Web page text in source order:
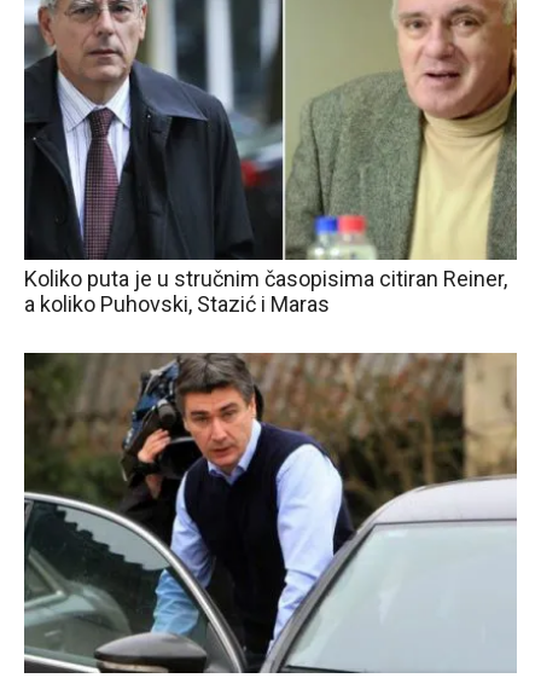
Koliko puta je u stručnim časopisima citiran Reiner,
a koliko Puhovski, Stazić i Maras